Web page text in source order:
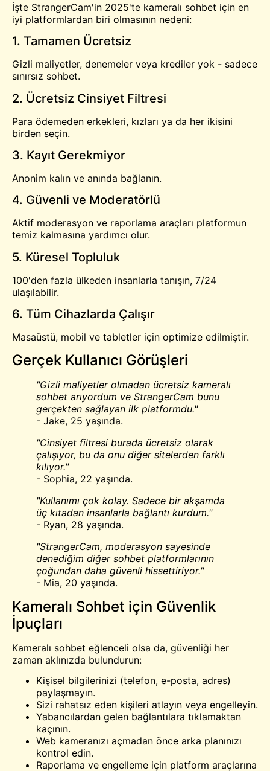
İşte StrangerCam'in 2025'te kameralı sohbet için en
iyi platformlardan biri olmasının nedeni:
1. Tamamen Ücretsiz
Gizli maliyetler, denemeler veya krediler yok - sadece
sınırsız sohbet.
2. Ücretsiz Cinsiyet Filtresi
Para ödemeden erkekleri, kızları ya da her ikisini
birden seçin.
3. Kayıt Gerekmiyor
Anonim kalın ve anında bağlanın.
4. Güvenli ve Moderatörlü
Aktif moderasyon ve raporlama araçları platformun
temiz kalmasına yardımcı olur.
5. Küresel Topluluk
100'den fazla ülkeden insanlarla tanışın, 7/24
ulaşılabilir.
6. Tüm Cihazlarda Çalışır
Masaüstü, mobil ve tabletler için optimize edilmiştir.
Gerçek Kullanıcı Görüşleri
"Gizli maliyetler olmadan ücretsiz kameralı
sohbet arıyordum ve StrangerCam bunu
gerçekten sağlayan ilk platformdu."
- Jake, 25 yaşında.
"Cinsiyet filtresi burada ücretsiz olarak
çalışıyor, bu da onu diğer sitelerden farklı
kılıyor."
- Sophia, 22 yaşında.
"Kullanımı çok kolay. Sadece bir akşamda
üç kıtadan insanlarla bağlantı kurdum."
- Ryan, 28 yaşında.
"StrangerCam, moderasyon sayesinde
denediğim diğer sohbet platformlarının
çoğundan daha güvenli hissettiriyor."
- Mia, 20 yaşında.
Kameralı Sohbet için Güvenlik
İpuçları
Kameralı sohbet eğlenceli olsa da, güvenliği her
zaman aklınızda bulundurun:
Kişisel bilgilerinizi (telefon, e-posta, adres)
paylaşmayın.
Sizi rahatsız eden kişileri atlayın veya engelleyin.
Yabancılardan gelen bağlantılara tıklamaktan
kaçının.
Web kameranızı açmadan önce arka planınızı
kontrol edin.
Raporlama ve engelleme için platform araçlarına